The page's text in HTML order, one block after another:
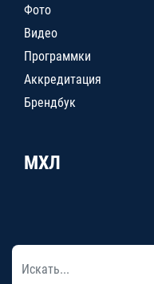
Фото
Видео
Программки
Аккредитация
Брендбук
МХЛ